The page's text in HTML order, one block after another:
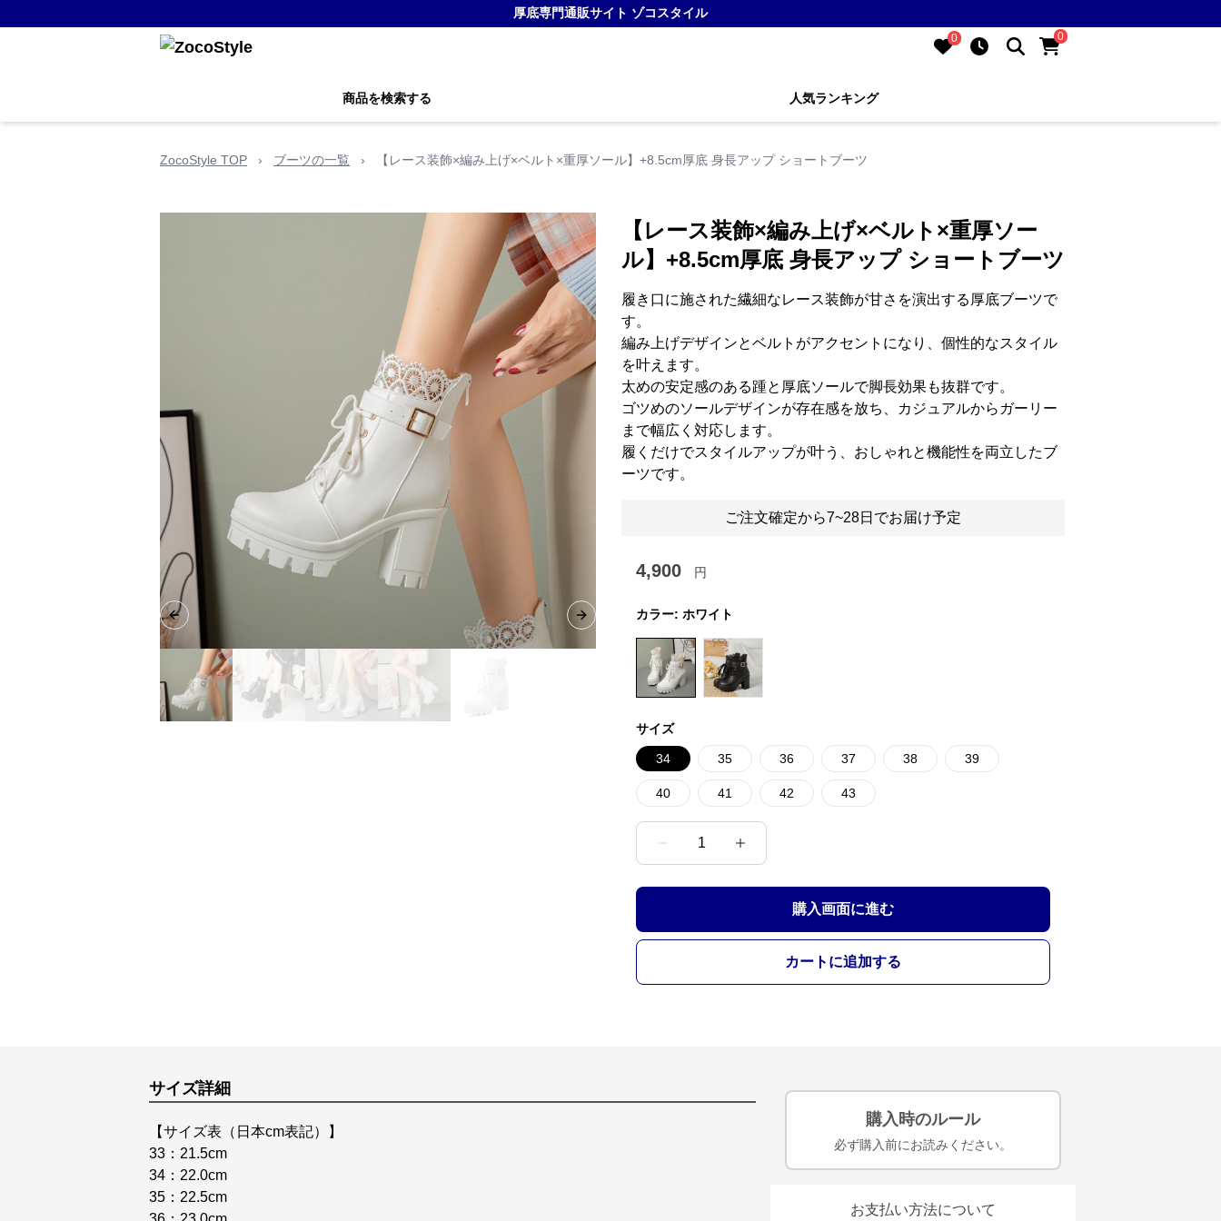
厚底専門通販サイト ゾコスタイル
0 0
商品を検索する 人気ランキング
ZocoStyle TOP › ブーツの一覧 › 【レース装飾×編み上げ×ベルト×重厚ソール】+8.5cm厚底 身長アップ ショートブーツ
Previous slide Next slide
【レース装飾×編み上げ×ベルト×重厚ソー
ル】+8.5cm厚底 身長アップ ショートブーツ
履き口に施された繊細なレース装飾が甘さを演出する厚底ブーツで
す。
編み上げデザインとベルトがアクセントになり、個性的なスタイル
を叶えます。
太めの安定感のある踵と厚底ソールで脚長効果も抜群です。
ゴツめのソールデザインが存在感を放ち、カジュアルからガーリー
まで幅広く対応します。
履くだけでスタイルアップが叶う、おしゃれと機能性を両立したブ
ーツです。
ご注文確定から7~28日でお届け予定
4,900 円
カラー: ホワイト
サイズ
34 35 36 37 38 39
40 41 42 43
1
購入画面に進む
カートに追加する
サイズ詳細
【サイズ表（日本cm表記）】
33：21.5cm
34：22.0cm
35：22.5cm
購入時のルール
必ず購入前にお読みください。
お支払い方法について